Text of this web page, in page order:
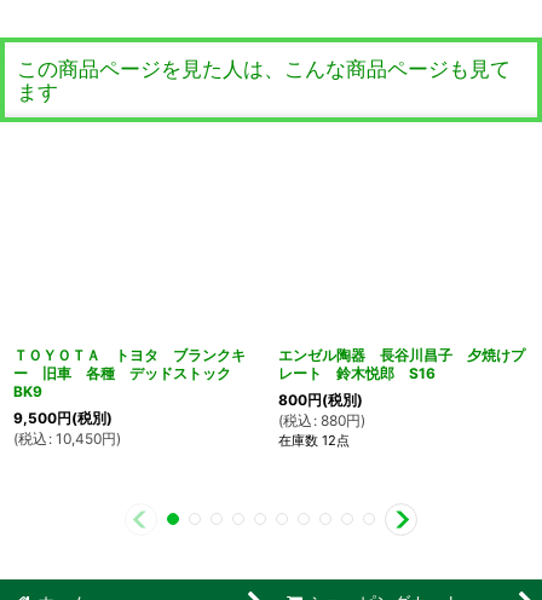
この商品ページを見た人は、こんな商品ページも見て
ます
ＴＯＹＯＴＡ トヨタ ブランクキ
ー 旧車 各種 デッドストック
BK9
9,500円(税別)
(税込 : 10,450円)
エンゼル陶器 長谷川昌子 夕焼けプ
レート 鈴木悦郎 S16
800円(税別)
(税込 : 880円)
在庫数 12点